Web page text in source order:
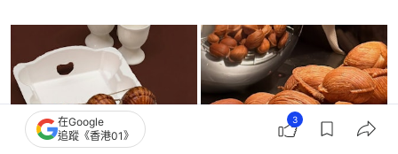
在Google
追蹤《香港01》
3